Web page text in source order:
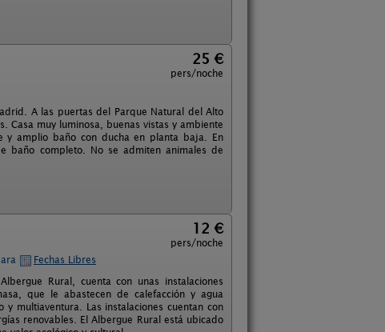
25 €
pers/noche
A las puertas del Parque Natural del Alto
Casa muy luminosa, buenas vistas y ambiente
y amplio baño con ducha en planta baja. En
baño completo. No se admiten animales de
12 €
pers/noche
Fechas Libres
Rural, cuenta con unas instalaciones
que le abastecen de calefacción y agua
multiaventura. Las instalaciones cuentan con
renovables. El Albergue Rural está ubicado